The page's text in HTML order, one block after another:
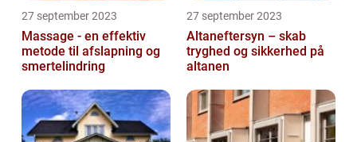
27 september 2023
Massage - en effektiv
metode til afslapning og
smertelindring
27 september 2023
Altaneftersyn – skab
tryghed og sikkerhed på
altanen